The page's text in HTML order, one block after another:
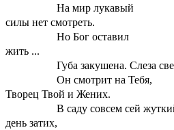
На мир лукавый
силы нет смотреть.
Но Бог оставил
жить ...
Губа закушена. Слеза
Он смотрит на Тебя,
Творец Твой и Жених.
В саду совсем сей
день затих,